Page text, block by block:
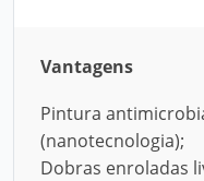
Vantagens
Pintura
(nanotecnologia);
Dobras enroladas